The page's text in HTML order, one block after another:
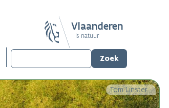
Vlaanderen
is natuur
Tom Linster